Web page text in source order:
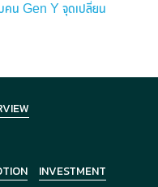
คน Gen Y จุดเปลี่ยน
INVESTMENT